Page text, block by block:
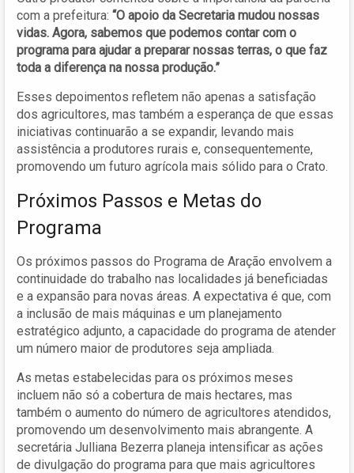
com a prefeitura: “O apoio da Secretaria mudou nossas
vidas. Agora, sabemos que podemos contar com o
programa para ajudar a preparar nossas terras, o que faz
toda a diferença na nossa produção.”
Esses depoimentos refletem não apenas a satisfação
dos agricultores, mas também a esperança de que essas
iniciativas continuarão a se expandir, levando mais
assistência a produtores rurais e, consequentemente,
promovendo um futuro agrícola mais sólido para o Crato.
Próximos Passos e Metas do
Programa
Os próximos passos do Programa de Aração envolvem a
continuidade do trabalho nas localidades já beneficiadas
e a expansão para novas áreas. A expectativa é que, com
a inclusão de mais máquinas e um planejamento
estratégico adjunto, a capacidade do programa de atender
um número maior de produtores seja ampliada.
As metas estabelecidas para os próximos meses
incluem não só a cobertura de mais hectares, mas
também o aumento do número de agricultores atendidos,
promovendo um desenvolvimento mais abrangente. A
secretária Julliana Bezerra planeja intensificar as ações
de divulgação do programa para que mais agricultores